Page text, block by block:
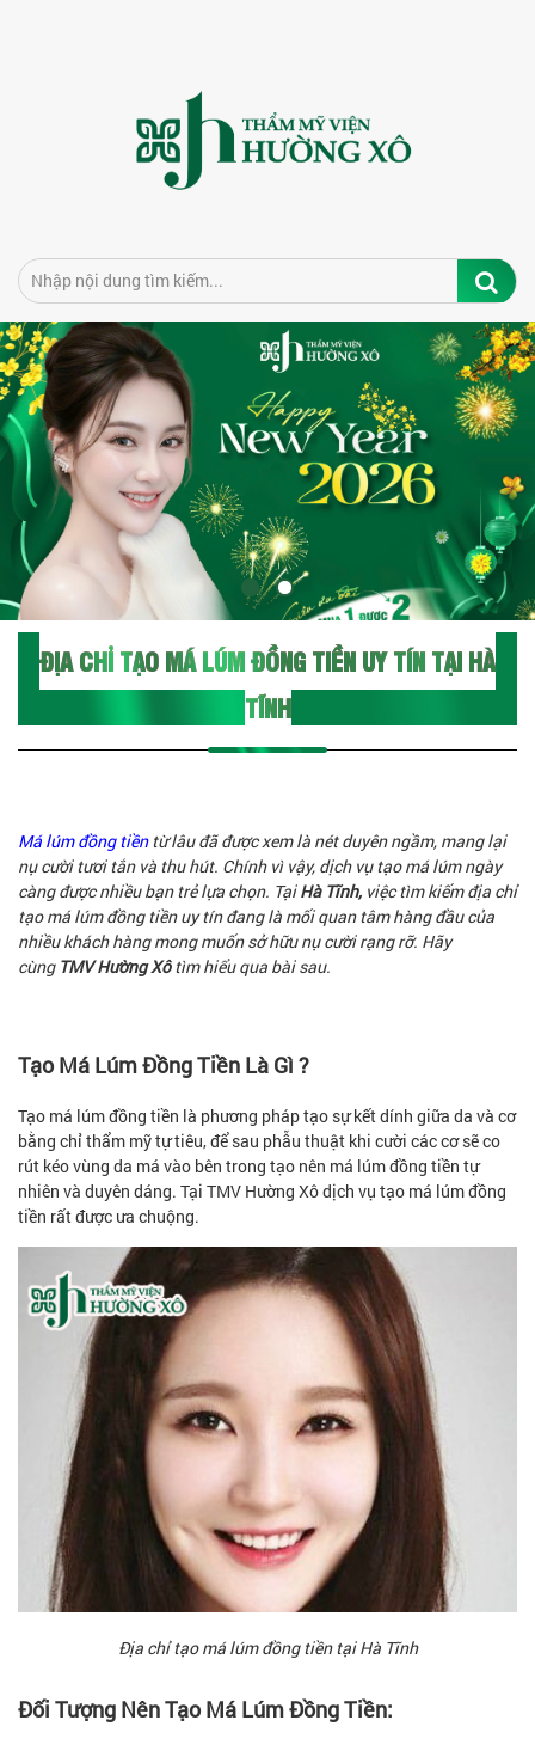
ĐỊA CHỈ TẠO MÁ LÚM ĐỒNG TIỀN UY TÍN TẠI HÀ
TĨNH
Má lúm đồng tiềntừ lâu đã được xem là nét duyên ngầm, mang lại
nụ cười tươi tắn và thu hút. Chính vì vậy, dịch vụ tạo má lúm ngày
càng được nhiều bạn trẻ lựa chọn. TạiHà Tĩnh, việc tìm kiếm địa chỉ
tạo má lúm đồng tiền uy tín đang là mối quan tâm hàng đầu của
nhiều khách hàng mong muốn sở hữu nụ cười rạng rỡ. Hãy
cùng TMV Hường Xôtìm hiểu qua bài sau.
Tạo Má Lúm Đồng Tiền Là Gì ?
Tạo má lúm đồng tiền là phương pháp tạo sự kết dính giữa da và cơ
bằng chỉ thẩm mỹ tự tiêu, để sau phẫu thuật khi cười các cơ sẽ co
rút kéo vùng da má vào bên trong tạo nên má lúm đồng tiền tự
nhiên và duyên dáng. Tại TMV Hường Xô dịch vụ tạo má lúm đồng
tiền rất được ưa chuộng.
Địa chỉ tạo má lúm đồng tiền tại Hà Tĩnh
Đối Tượng Nên Tạo Má Lúm Đồng Tiền: